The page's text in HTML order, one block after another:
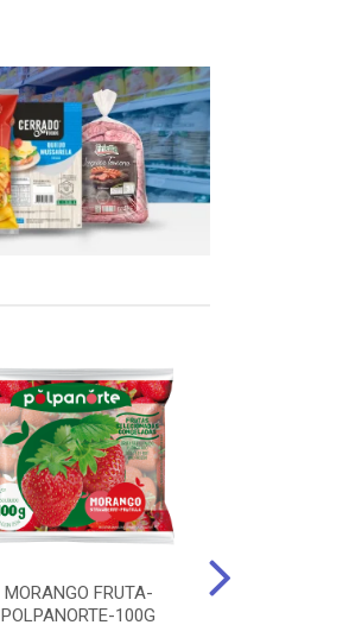
MORANGO FRUTA-
POLPANORTE-100G